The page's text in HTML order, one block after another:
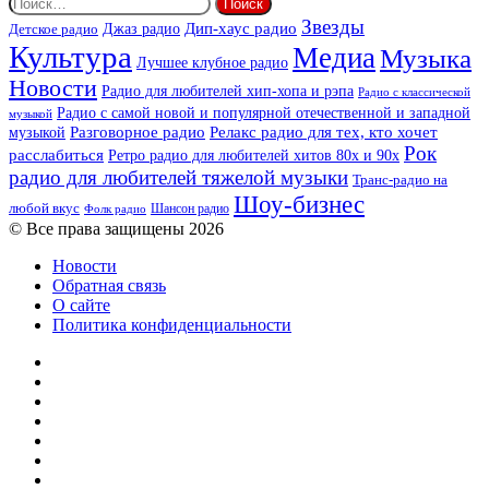
Детское радио Джаз радио Дип-хаус радио Звезды
Культура Лучшее клубное радио МедиаМузыка
Новости Радио для любителей хип-хопа и рэпа Радио с классической
музыкой Радио с самой новой и популярной отечественной и западной
музыкой Разговорное радио Релакс радио для тех, кто хочет
расслабиться Ретро радио для любителей хитов 80х и 90х Рок
радио для любителей тяжелой музыки Транс-радио на
любой вкус Фолк радио Шансон радио Шоу-бизнес
© Все права защищены 2026
Новости
Обратная связь
О сайте
Политика конфиденциальности